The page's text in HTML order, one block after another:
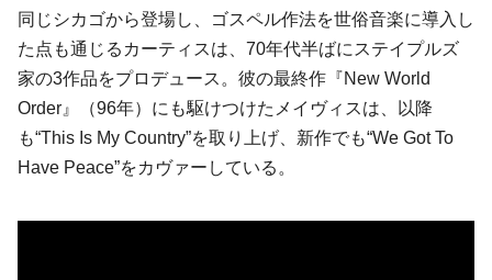
同じシカゴから登場し、ゴスペル作法を世俗音楽に導入し
た点も通じるカーティスは、70年代半ばにステイプルズ
家の3作品をプロデュース。彼の最終作『New World
Order』（96年）にも駆けつけたメイヴィスは、以降
も“This Is My Country”を取り上げ、新作でも“We Got To
Have Peace”をカヴァーしている。